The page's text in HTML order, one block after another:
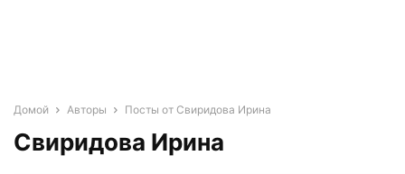
Домой Авторы Посты от Свиридова Ирина
Свиридова Ирина